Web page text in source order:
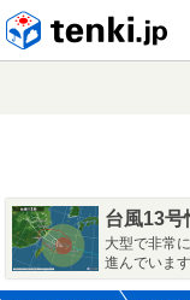
台風13号
大型で非常
進んでいます